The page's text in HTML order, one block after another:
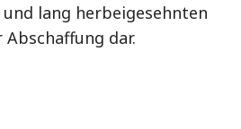
lang herbeigesehnten
dar.